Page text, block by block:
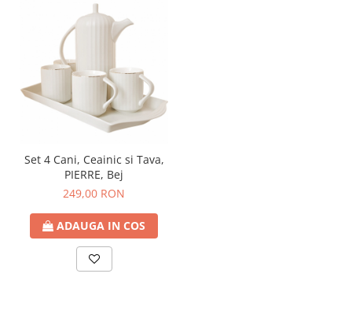
Set 4 Cani, Ceainic si Tava,
PIERRE, Bej
249,00 RON
ADAUGA IN COS